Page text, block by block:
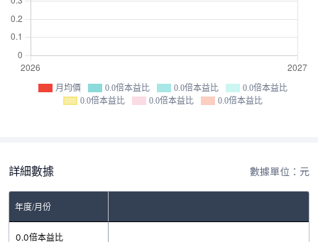
月均價 0.0倍本益比 0.0倍本益比
0.0倍本益比
0.0倍本益比
0.0倍本益比 0.0倍本益比
詳細數據 數據單位：元
年度/月份
0.0倍本益比